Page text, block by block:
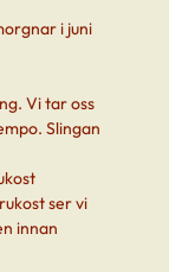
i juni
Vi tar oss
Slingan
ser vi
innan